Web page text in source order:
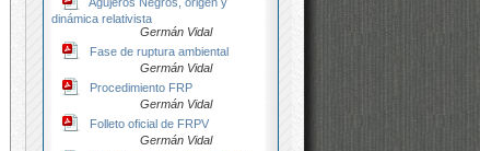
dinámica relativista
Germán Vidal
Fase de ruptura ambiental
Germán Vidal
Procedimiento FRP
Germán Vidal
Folleto oficial de FRPV
Germán Vidal